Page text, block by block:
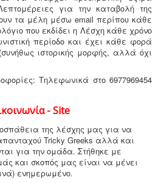
για την καταβολή της
τα μέλη μέσω email περίπου κάθε
που εκδίδει η Λέσχη κάθε χρόνο
περίοδο και έχει κάθε φορά
ιστορικής μορφής, αλλά όχι
Τηλεφωνικά στo 6977969454
- Site
της λέσχης μας για να
Tricky Greeks αλλά και
για την ομάδα. Στήθηκε με
και σκοπός μας είναι να μένει
ενημερωμένο.